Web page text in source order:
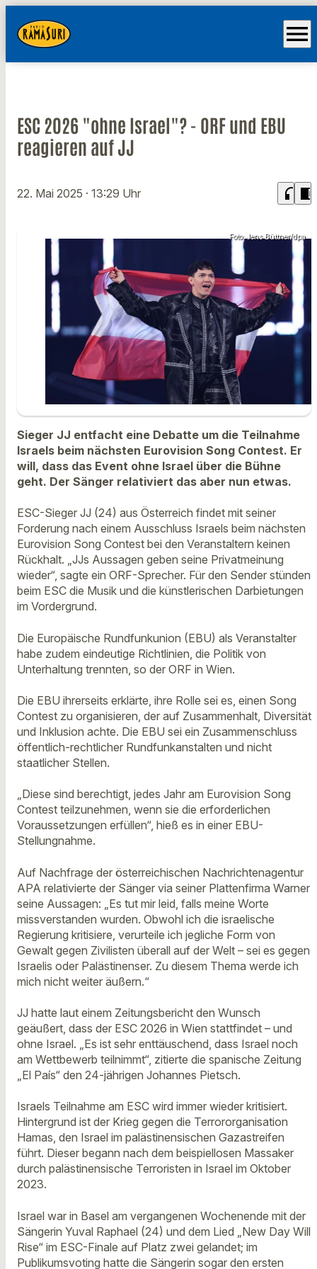
menu
ESC 2026 "ohne Israel"? - ORF und EBU
reagieren auf JJ
22. Mai 2025 · 13:29 Uhr headphones chrome_reader_mode
Foto: Jens Büttner/dpa
Sieger JJ entfacht eine Debatte um die Teilnahme
Israels beim nächsten Eurovision Song Contest. Er
will, dass das Event ohne Israel über die Bühne
geht. Der Sänger relativiert das aber nun etwas.
ESC-Sieger JJ (24) aus Österreich findet mit seiner
Forderung nach einem Ausschluss Israels beim nächsten
Eurovision Song Contest bei den Veranstaltern keinen
Rückhalt. „JJs Aussagen geben seine Privatmeinung
wieder“, sagte ein ORF-Sprecher. Für den Sender stünden
beim ESC die Musik und die künstlerischen Darbietungen
im Vordergrund.
Die Europäische Rundfunkunion (EBU) als Veranstalter
habe zudem eindeutige Richtlinien, die Politik von
Unterhaltung trennten, so der ORF in Wien.
Die EBU ihrerseits erklärte, ihre Rolle sei es, einen Song
Contest zu organisieren, der auf Zusammenhalt, Diversität
und Inklusion achte. Die EBU sei ein Zusammenschluss
öffentlich-rechtlicher Rundfunkanstalten und nicht
staatlicher Stellen.
„Diese sind berechtigt, jedes Jahr am Eurovision Song
Contest teilzunehmen, wenn sie die erforderlichen
Voraussetzungen erfüllen“, hieß es in einer EBU-
Stellungnahme.
Auf Nachfrage der österreichischen Nachrichtenagentur
APA relativierte der Sänger via seiner Plattenfirma Warner
seine Aussagen: „Es tut mir leid, falls meine Worte
missverstanden wurden. Obwohl ich die israelische
Regierung kritisiere, verurteile ich jegliche Form von
Gewalt gegen Zivilisten überall auf der Welt – sei es gegen
Israelis oder Palästinenser. Zu diesem Thema werde ich
mich nicht weiter äußern.“
JJ hatte laut einem Zeitungsbericht den Wunsch
geäußert, dass der ESC 2026 in Wien stattfindet – und
ohne Israel. „Es ist sehr enttäuschend, dass Israel noch
am Wettbewerb teilnimmt“, zitierte die spanische Zeitung
„El País“ den 24-jährigen Johannes Pietsch.
Israels Teilnahme am ESC wird immer wieder kritisiert.
Hintergrund ist der Krieg gegen die Terrororganisation
Hamas, den Israel im palästinensischen Gazastreifen
führt. Dieser begann nach dem beispiellosen Massaker
durch palästinensische Terroristen in Israel im Oktober
2023.
Israel war in Basel am vergangenen Wochenende mit der
Sängerin Yuval Raphael (24) und dem Lied „New Day Will
Rise“ im ESC-Finale auf Platz zwei gelandet; im
Publikumsvoting hatte die Sängerin sogar den ersten